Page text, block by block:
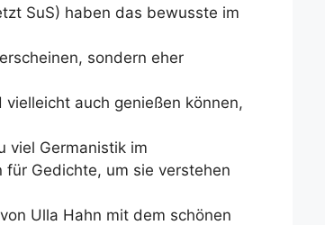
SuS) haben das bewusste im
sondern eher
auch genießen können,
viel Germanistik im
Gedichte, um sie verstehen
Ulla Hahn mit dem schönen